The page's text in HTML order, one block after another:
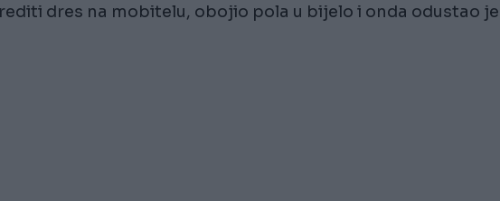
dres na mobitelu, obojio pola u bijelo i onda odustao